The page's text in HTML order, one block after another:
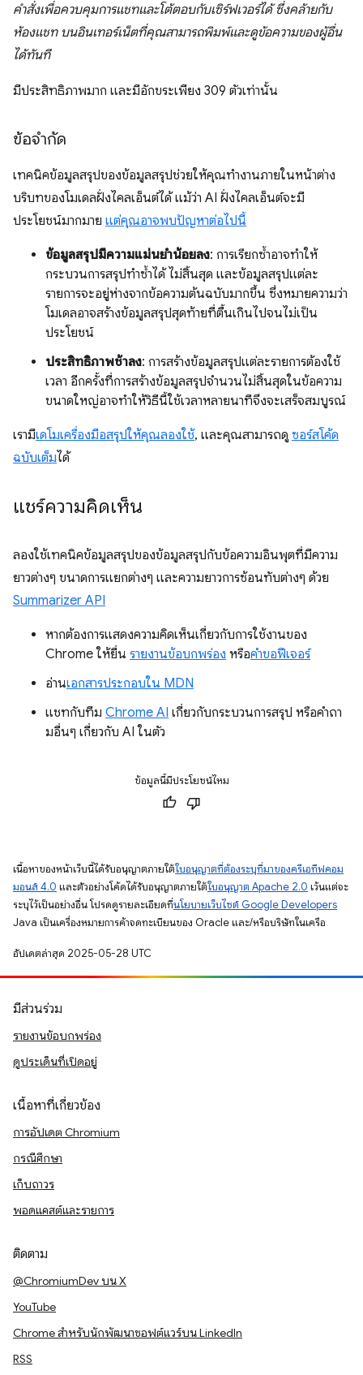
คำสั่งเพื่อควบคุมการแชทและโต้ตอบกับเซิร์ฟเวอร์ได้ ซึ่งคล้ายกับ
ห้องแชท บนอินเทอร์เน็ตที่คุณสามารถพิมพ์และดูข้อความของผู้อื่น
ได้ทันที
มีประสิทธิภาพมาก และมีอักขระเพียง 309 ตัวเท่านั้น
ข้อจำกัด
เทคนิคข้อมูลสรุปของข้อมูลสรุปช่วยให้คุณทำงานภายในหน้าต่าง
บริบทของโมเดลฝั่งไคลเอ็นต์ได้ แม้ว่า AI ฝั่งไคลเอ็นต์จะมี
ประโยชน์มากมาย แต่คุณอาจพบปัญหาต่อไปนี้
ข้อมูลสรุปมีความแม่นยำน้อยลง: การเรียกซ้ำอาจทำให้
กระบวนการสรุปทำซ้ำได้ ไม่สิ้นสุด และข้อมูลสรุปแต่ละ
รายการจะอยู่ห่างจากข้อความต้นฉบับมากขึ้น ซึ่งหมายความว่า
โมเดลอาจสร้างข้อมูลสรุปสุดท้ายที่ตื้นเกินไปจนไม่เป็น
ประโยชน์
ประสิทธิภาพช้าลง: การสร้างข้อมูลสรุปแต่ละรายการต้องใช้
เวลา อีกครั้งที่การสร้างข้อมูลสรุปจำนวนไม่สิ้นสุดในข้อความ
ขนาดใหญ่อาจทำให้วิธีนี้ใช้เวลาหลายนาทีจึงจะเสร็จสมบูรณ์
เรามีเดโมเครื่องมือสรุปให้คุณลองใช้, และคุณสามารถดู ซอร์สโค้ด
ฉบับเต็มได้
แชร์ความคิดเห็น
ลองใช้เทคนิคข้อมูลสรุปของข้อมูลสรุปกับข้อความอินพุตที่มีความ
ยาวต่างๆ ขนาดการแยกต่างๆ และความยาวการซ้อนทับต่างๆ ด้วย
Summarizer API
หากต้องการแสดงความคิดเห็นเกี่ยวกับการใช้งานของ
Chrome ให้ยื่น รายงานข้อบกพร่อง หรือคำขอฟีเจอร์
อ่านเอกสารประกอบใน MDN
แชทกับทีม Chrome AI เกี่ยวกับกระบวนการสรุป หรือคำถา
มอื่นๆ เกี่ยวกับ AI ในตัว
ข้อมูลนี้มีประโยชน์ไหม
เนื้อหาของหน้าเว็บนี้ได้รับอนุญาตภายใต้ใบอนุญาตที่ต้องระบุที่มาของครีเอทีฟคอม
มอนส์ 4.0 และตัวอย่างโค้ดได้รับอนุญาตภายใต้ใบอนุญาต Apache 2.0 เว้นแต่จะ
ระบุไว้เป็นอย่างอื่น โปรดดูรายละเอียดที่นโยบายเว็บไซต์ Google Developers
Java เป็นเครื่องหมายการค้าจดทะเบียนของ Oracle และ/หรือบริษัทในเครือ
อัปเดตล่าสุด 2025-05-28 UTC
มีส่วนร่วม
รายงานข้อบกพร่อง
ดูประเด็นที่เปิดอยู่
เนื้อหาที่เกี่ยวข้อง
การอัปเดต Chromium
กรณีศึกษา
เก็บถาวร
พอดแคสต์และรายการ
ติดตาม
@ChromiumDev บน X
YouTube
Chrome สำหรับนักพัฒนาซอฟต์แวร์บน LinkedIn
RSS